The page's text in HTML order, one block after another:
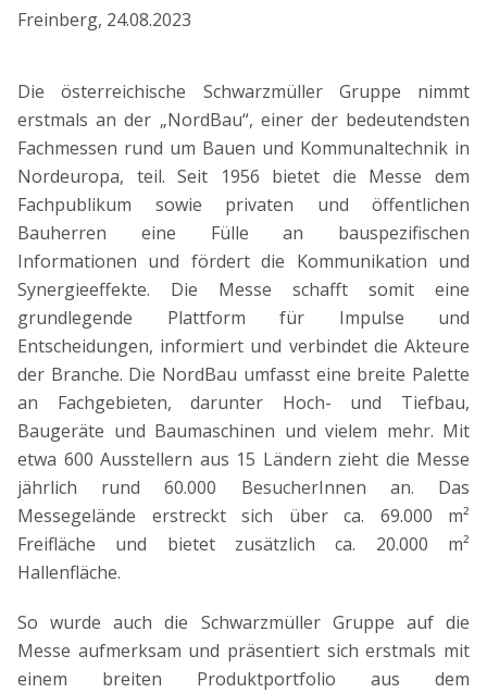
Freinberg, 24.08.2023
Die österreichische Schwarzmüller Gruppe nimmt
erstmals an der „NordBau“, einer der bedeutendsten
Fachmessen rund um Bauen und Kommunaltechnik in
Nordeuropa, teil. Seit 1956 bietet die Messe dem
Fachpublikum sowie privaten und öffentlichen
Bauherren eine Fülle an bauspezifischen
Informationen und fördert die Kommunikation und
Synergieeffekte. Die Messe schafft somit eine
grundlegende Plattform für Impulse und
Entscheidungen, informiert und verbindet die Akteure
der Branche. Die NordBau umfasst eine breite Palette
an Fachgebieten, darunter Hoch- und Tiefbau,
Baugeräte und Baumaschinen und vielem mehr. Mit
etwa 600 Ausstellern aus 15 Ländern zieht die Messe
jährlich rund 60.000 BesucherInnen an. Das
Messegelände erstreckt sich über ca. 69.000 m²
Freifläche und bietet zusätzlich ca. 20.000 m²
Hallenfläche.
So wurde auch die Schwarzmüller Gruppe auf die
Messe aufmerksam und präsentiert sich erstmals mit
einem breiten Produktportfolio aus dem